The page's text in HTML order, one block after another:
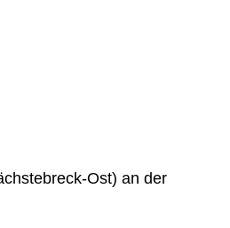
Ost) an der